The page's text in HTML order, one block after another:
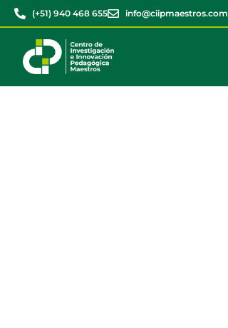
(+51) 940 468 655 info@ciipmaestros.com